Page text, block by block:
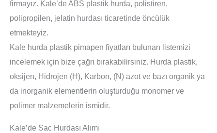
firmayız. Kale’de ABS plastik hurda, polistiren,
polipropilen, jelatin hurdası ticaretinde öncülük
etmekteyiz.
Kale hurda plastik pimapen fiyatları bulunan listemizi
incelemek için bize çağrı bırakabilirsiniz. Hurda plastik,
oksijen, Hidrojen (H), Karbon, (N) azot ve bazı organik ya
da inorganik elementlerin oluşturduğu monomer ve
polimer malzemelerin ismidir.
Kale’de Sac Hurdası Alımı